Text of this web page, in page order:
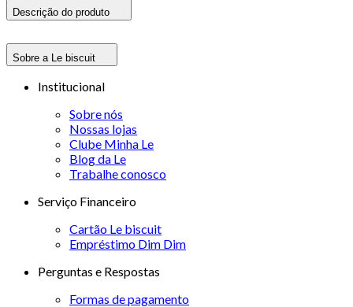
Descrição do produto
Sobre a Le biscuit
Institucional
Sobre nós
Nossas lojas
Clube Minha Le
Blog da Le
Trabalhe conosco
Serviço Financeiro
Cartão Le biscuit
Empréstimo Dim Dim
Perguntas e Respostas
Formas de pagamento